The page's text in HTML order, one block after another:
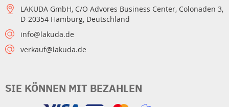
SIE KÖNNEN MIT BEZAHLEN
LAKUDA GmbH, C/O Advores Business Center, Colonaden 3,
D-20354 Hamburg, Deutschland
info@lakuda.de
verkauf@lakuda.de